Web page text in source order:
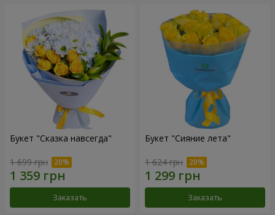
Букет "Сказка навсегда"
1 699 грн
Заказать
Букет "Сияние лета"
1 624 грн
Заказать